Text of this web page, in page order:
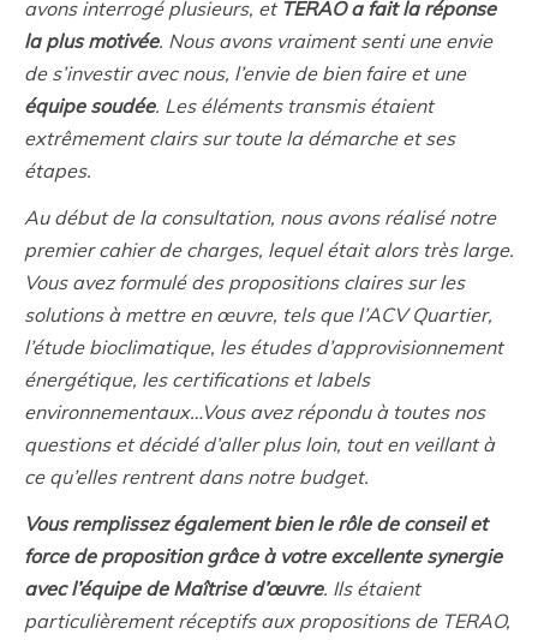
avons interrogé plusieurs, et TERAO a fait la réponse
la plus motivée. Nous avons vraiment senti une envie
de s’investir avec nous, l’envie de bien faire et une
équipe soudée. Les éléments transmis étaient
extrêmement clairs sur toute la démarche et ses
étapes.
Au début de la consultation, nous avons réalisé notre
premier cahier de charges, lequel était alors très large.
Vous avez formulé des propositions claires sur les
solutions à mettre en œuvre, tels que l’ACV Quartier,
l’étude bioclimatique, les études d’approvisionnement
énergétique, les certifications et labels
environnementaux…Vous avez répondu à toutes nos
questions et décidé d’aller plus loin, tout en veillant à
ce qu’elles rentrent dans notre budget.
Vous remplissez également bien le rôle de conseil et
force de proposition grâce à votre excellente synergie
avec l’équipe de Maîtrise d’œuvre. Ils étaient
particulièrement réceptifs aux propositions de TERAO,